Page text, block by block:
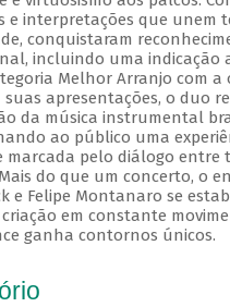
e interpretações que unem
conquistaram
incluindo uma indicação
Melhor Arranjo com a
suas apresentações, o duo
da música instrumental
ao público uma
marcada pelo diálogo entre
do que um concerto, o
e Felipe Montanaro se
em constante
ganha contornos únicos.